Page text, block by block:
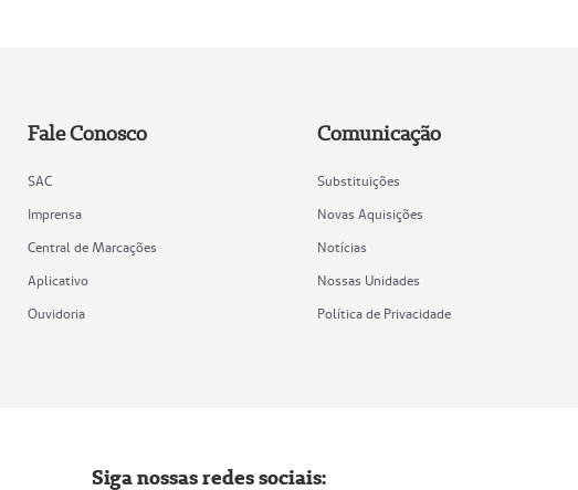
Fale Conosco
SAC
Imprensa
Central de Marcações
Aplicativo
Ouvidoria
Comunicação
Substituições
Novas Aquisições
Notícias
Nossas Unidades
Política de Privacidade
Siga nossas redes sociais: